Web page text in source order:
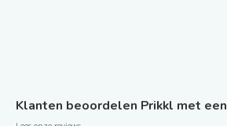
Klanten beoordelen Prikkl met een